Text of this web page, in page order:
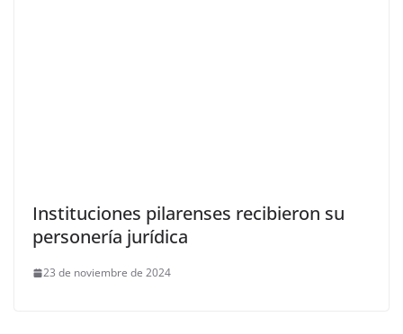
Instituciones pilarenses recibieron su
personería jurídica
23 de noviembre de 2024